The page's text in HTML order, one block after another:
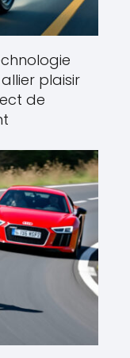
plaisir
de